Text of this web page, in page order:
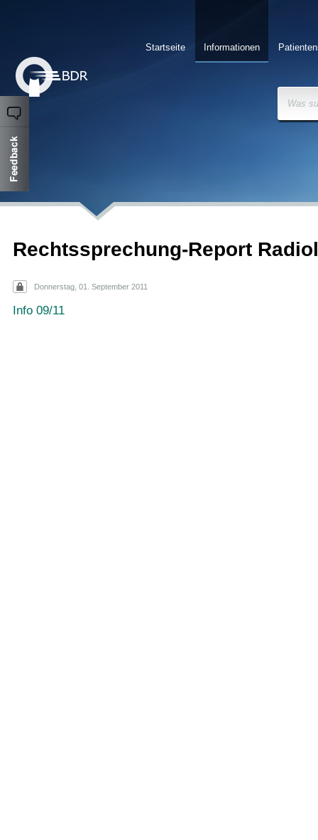
Informationen
Startseite
Was
Rechtssprechung-Report
Donnerstag, 01. September 2011
Info 09/11